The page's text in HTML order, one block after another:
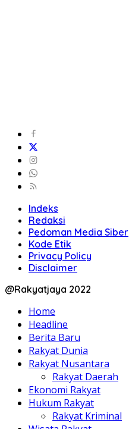
Indeks
Redaksi
Pedoman Media Siber
Kode Etik
Privacy Policy
Disclaimer
@Rakyatjaya 2022
Home
Headline
Berita Baru
Rakyat Dunia
Rakyat Nusantara
Rakyat Daerah
Ekonomi Rakyat
Hukum Rakyat
Rakyat Kriminal